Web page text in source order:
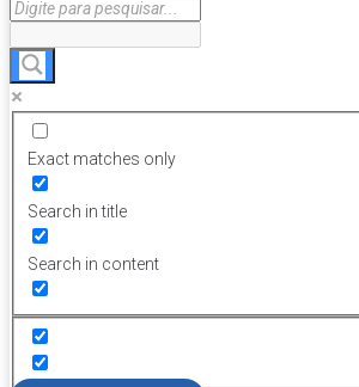
Exact matches only
Search in title
Search in content